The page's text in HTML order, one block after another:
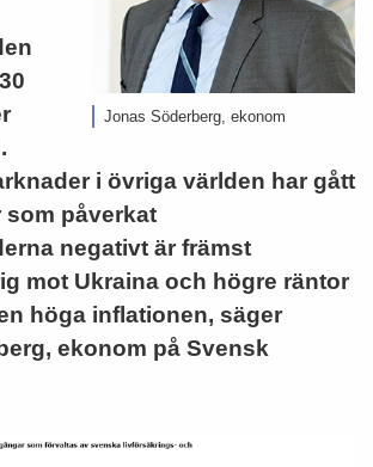
Jonas Söderberg, ekonom
i övriga världen har gått
som påverkat
negativt är främst
mot Ukraina och högre räntor
höga inflationen, säger
ekonom på Svensk